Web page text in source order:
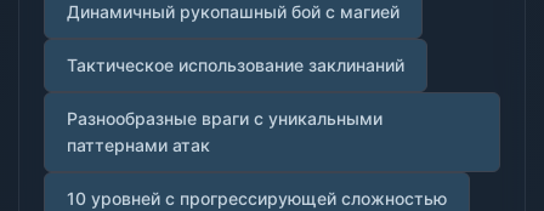
Динамичный рукопашный бой с магией
Тактическое использование заклинаний
Разнообразные враги с уникальными
паттернами атак
10 уровней с прогрессирующей сложностью